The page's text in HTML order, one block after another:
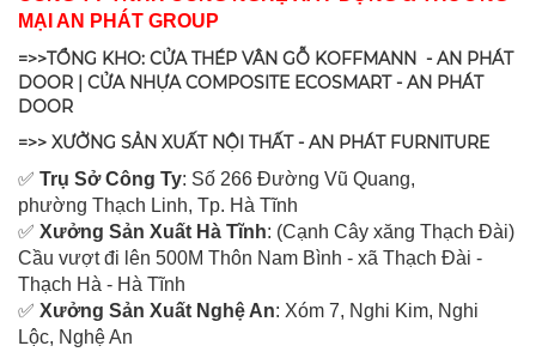
MẠI AN PHÁT GROUP
=>>TỔNG KHO: CỬA THÉP VÂN GỖ KOFFMANN - AN PHÁT
DOOR | CỬA NHỰA COMPOSITE ECOSMART - AN PHÁT
DOOR
=>> XƯỞNG SẢN XUẤT NỘI THẤT - AN PHÁT FURNITURE
✅ Trụ Sở Công Ty: Số 266 Đường Vũ Quang,
phường Thạch Linh, Tp. Hà Tĩnh
✅ Xưởng Sản Xuất Hà Tĩnh: (Cạnh Cây xăng Thạch Đài)
Cầu vượt đi lên 500M Thôn Nam Bình - xã Thạch Đài -
Thạch Hà - Hà Tĩnh
✅ Xưởng Sản Xuất Nghệ An: Xóm 7, Nghi Kim, Nghi
Lộc, Nghệ An